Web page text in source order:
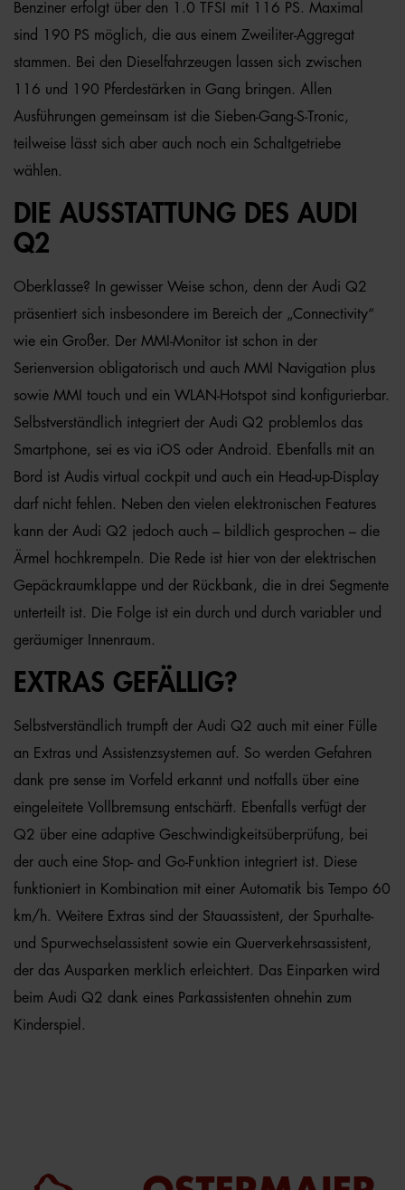
Benziner erfolgt über den 1.0 TFSI mit 116 PS. Maximal
sind 190 PS möglich, die aus einem Zweiliter-Aggregat
stammen. Bei den Dieselfahrzeugen lassen sich zwischen
116 und 190 Pferdestärken in Gang bringen. Allen
Ausführungen gemeinsam ist die Sieben-Gang-S-Tronic,
teilweise lässt sich aber auch noch ein Schaltgetriebe
wählen.
DIE AUSSTATTUNG DES AUDI
Q2
Oberklasse? In gewisser Weise schon, denn der Audi Q2
präsentiert sich insbesondere im Bereich der „Connectivity“
wie ein Großer. Der MMI-Monitor ist schon in der
Serienversion obligatorisch und auch MMI Navigation plus
sowie MMI touch und ein WLAN-Hotspot sind konfigurierbar.
Selbstverständlich integriert der Audi Q2 problemlos das
Smartphone, sei es via iOS oder Android. Ebenfalls mit an
Bord ist Audis virtual cockpit und auch ein Head-up-Display
darf nicht fehlen. Neben den vielen elektronischen Features
kann der Audi Q2 jedoch auch – bildlich gesprochen – die
Ärmel hochkrempeln. Die Rede ist hier von der elektrischen
Gepäckraumklappe und der Rückbank, die in drei Segmente
unterteilt ist. Die Folge ist ein durch und durch variabler und
geräumiger Innenraum.
EXTRAS GEFÄLLIG?
Selbstverständlich trumpft der Audi Q2 auch mit einer Fülle
an Extras und Assistenzsystemen auf. So werden Gefahren
dank pre sense im Vorfeld erkannt und notfalls über eine
eingeleitete Vollbremsung entschärft. Ebenfalls verfügt der
Q2 über eine adaptive Geschwindigkeitsüberprüfung, bei
der auch eine Stop- and Go-Funktion integriert ist. Diese
funktioniert in Kombination mit einer Automatik bis Tempo 60
km/h. Weitere Extras sind der Stauassistent, der Spurhalte-
und Spurwechselassistent sowie ein Querverkehrsassistent,
der das Ausparken merklich erleichtert. Das Einparken wird
beim Audi Q2 dank eines Parkassistenten ohnehin zum
Kinderspiel.